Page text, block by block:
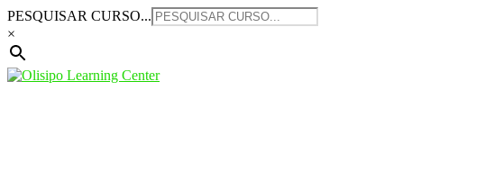
Saltar
para
o
conteúdo
PESQUISAR CURSO...
×